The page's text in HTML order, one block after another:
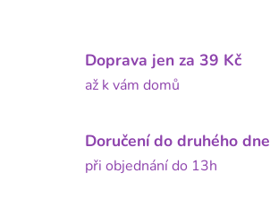
Doprava jen za 39 Kč
až k vám domů
Doručení do druhého dne
při objednání do 13h